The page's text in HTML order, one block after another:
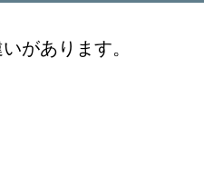
があります。